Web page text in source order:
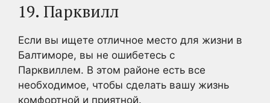
19. Парквилл
Если вы ищете отличное место для жизни в
Балтиморе, вы не ошибетесь с
Парквиллем. В этом районе есть все
необходимое, чтобы сделать вашу жизнь
комфортной и приятной.